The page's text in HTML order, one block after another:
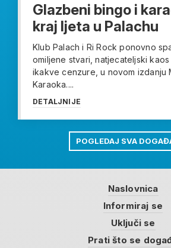
Glazbeni bingo i
kraj ljeta u Palachu
Klub Palach i Ri Rock ponovno
omiljene stvari, natjecateljski
ikakve cenzure, u novom izdanju
Karaoka....
DETALJNIJE
POGLEDAJ SVA
Naslovnica
Informiraj se
Uključi se
Prati što se